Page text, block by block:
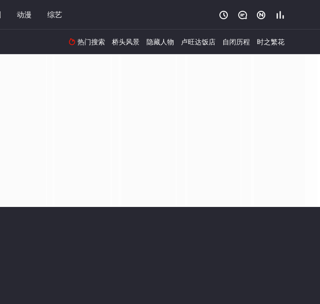
动漫 综艺    
 热门搜索 桥头风景 隐藏人物 卢旺达饭店 自闭历程 时之繁花